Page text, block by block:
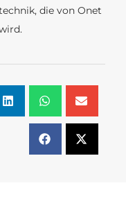
die von Onet